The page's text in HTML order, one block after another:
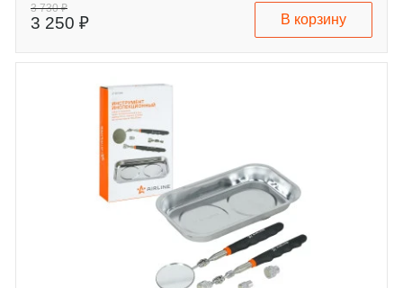
3 730 ₽
3 250 ₽ В корзину